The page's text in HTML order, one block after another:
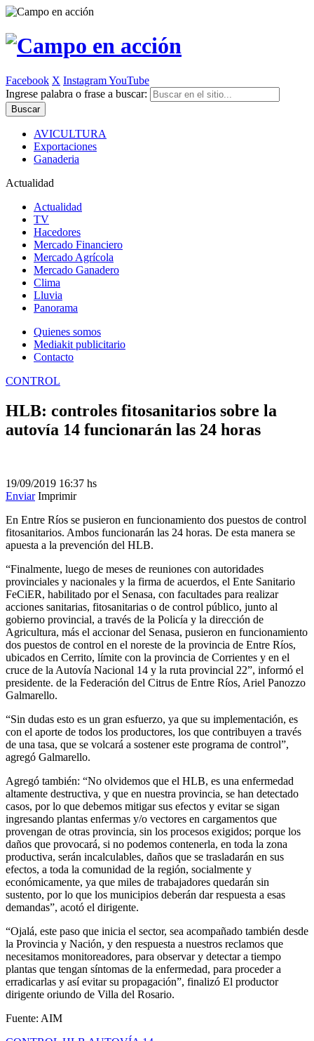
Facebook X InstagramYouTube
Ingrese palabra o frase a buscar:
AVICULTURA
Exportaciones
Ganaderia
Actualidad
Actualidad
TV
Hacedores
Mercado Financiero
Mercado Agrícola
Mercado Ganadero
Clima
Lluvia
Panorama
Quienes somos
Mediakit publicitario
Contacto
CONTROL
HLB: controles fitosanitarios sobre la
autovía 14 funcionarán las 24 horas
19/09/2019 16:37 hs
Enviar Imprimir
En Entre Ríos se pusieron en funcionamiento dos puestos de control
fitosanitarios. Ambos funcionarán las 24 horas. De esta manera se
apuesta a la prevención del HLB.
“Finalmente, luego de meses de reuniones con autoridades
provinciales y nacionales y la firma de acuerdos, el Ente Sanitario
FeCiER, habilitado por el Senasa, con facultades para realizar
acciones sanitarias, fitosanitarias o de control público, junto al
gobierno provincial, a través de la Policía y la dirección de
Agricultura, más el accionar del Senasa, pusieron en funcionamiento
dos puestos de control en el noreste de la provincia de Entre Ríos,
ubicados en Cerrito, límite con la provincia de Corrientes y en el
cruce de la Autovía Nacional 14 y la ruta provincial 22”, informó el
presidente. de la Federación del Citrus de Entre Ríos, Ariel Panozzo
Galmarello.
“Sin dudas esto es un gran esfuerzo, ya que su implementación, es
con el aporte de todos los productores, los que contribuyen a través
de una tasa, que se volcará a sostener este programa de control”,
agregó Galmarello.
Agregó también: “No olvidemos que el HLB, es una enfermedad
altamente destructiva, y que en nuestra provincia, se han detectado
casos, por lo que debemos mitigar sus efectos y evitar se sigan
ingresando plantas enfermas y/o vectores en cargamentos que
provengan de otras provincia, sin los procesos exigidos; porque los
daños que provocará, si no podemos contenerla, en toda la zona
productiva, serán incalculables, daños que se trasladarán en sus
efectos, a toda la comunidad de la región, socialmente y
económicamente, ya que miles de trabajadores quedarán sin
sustento, por lo que los municipios deberán dar respuesta a esas
demandas”, acotó el dirigente.
“Ojalá, este paso que inicia el sector, sea acompañado también desde
la Provincia y Nación, y den respuesta a nuestros reclamos que
necesitamos monitoreadores, para observar y detectar a tiempo
plantas que tengan síntomas de la enfermedad, para proceder a
erradicarlas y así evitar su propagación”, finalizó El productor
dirigente oriundo de Villa del Rosario.
Fuente: AIM